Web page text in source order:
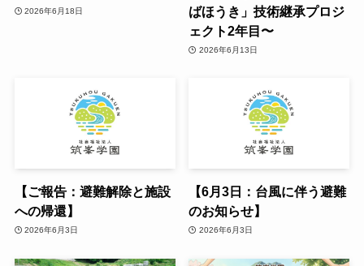
2026年6月18日
ばほうき」技術継承プロジ
ェクト2年目〜
2026年6月13日
【ご報告：避難解除と施設
への帰還】​
2026年6月3日
【6月3日：台風に伴う避難
のお知らせ】
2026年6月3日